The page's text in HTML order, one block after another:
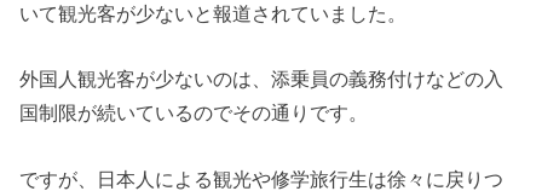
いて観光客が少ないと報道されていました。
外国人観光客が少ないのは、添乗員の義務付けなどの入
国制限が続いているのでその通りです。
ですが、日本人による観光や修学旅行生は徐々に戻りつ